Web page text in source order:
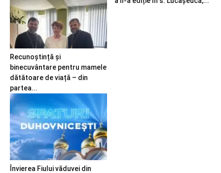
Recunoștință și
binecuvântare pentru mamele
dătătoare de viață – din
partea...
Învierea Fiului văduvei din